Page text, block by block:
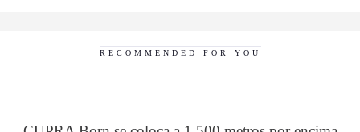
RECOMMENDED FOR YOU